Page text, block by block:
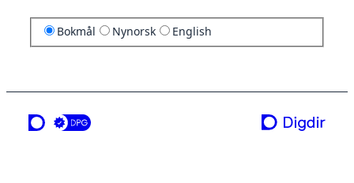
Bokmål Nynorsk English